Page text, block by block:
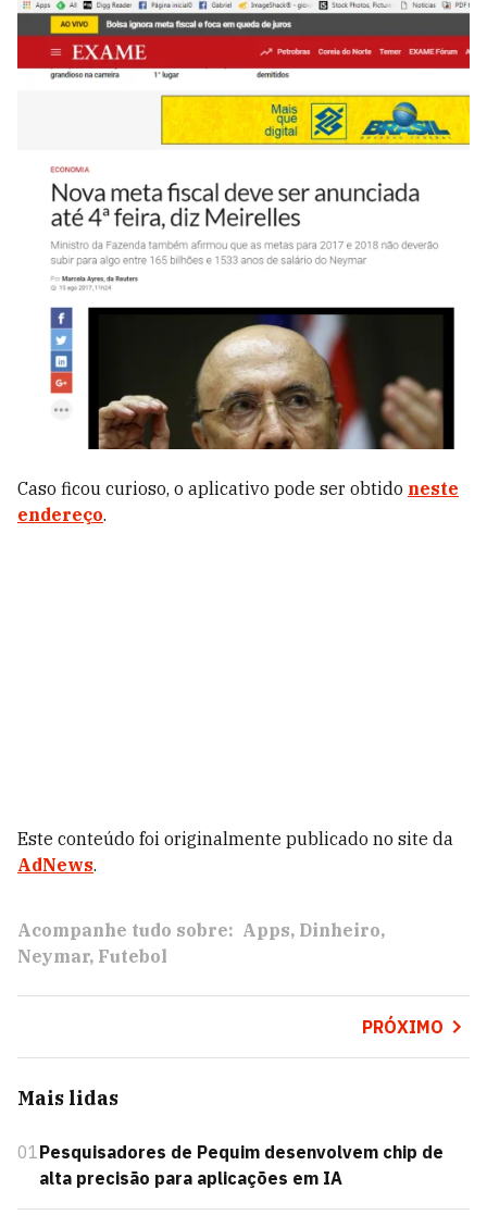
Caso ficou curioso, o aplicativo pode ser obtido neste
endereço.
Este conteúdo foi originalmente publicado no site da
AdNews.
Acompanhe tudo sobre: Apps Dinheiro
Neymar Futebol
PRÓXIMO
Mais lidas
01 Pesquisadores de Pequim desenvolvem chip de
alta precisão para aplicações em IA